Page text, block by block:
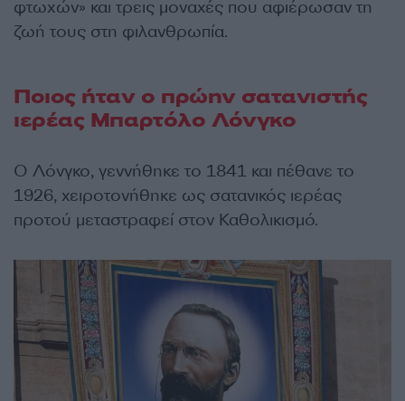
φτωχών» και τρεις μοναχές που αφιέρωσαν τη
ζωή τους στη φιλανθρωπία.
Ποιος ήταν ο πρώην σατανιστής
ιερέας Μπαρτόλο Λόνγκο
Ο Λόνγκο, γεννήθηκε το 1841 και πέθανε το
1926, χειροτονήθηκε ως σατανικός ιερέας
προτού μεταστραφεί στον Καθολικισμό.